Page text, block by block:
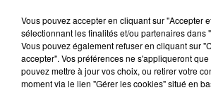
5 août 2026
Benny Blanco invite
Becky G sur son
Vous pouvez accepter en cliquant sur "Accepter
sélectionnant les finalités et/ou partenaires dans
Vous pouvez également refuser en cliquant sur
accepter". Vos préférences ne s'appliqueront
pouvez mettre à jour vos choix, ou retirer votre
moment via le lien "Gérer les cookies" situé en